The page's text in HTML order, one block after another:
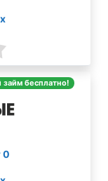
займ бесплатно!
0